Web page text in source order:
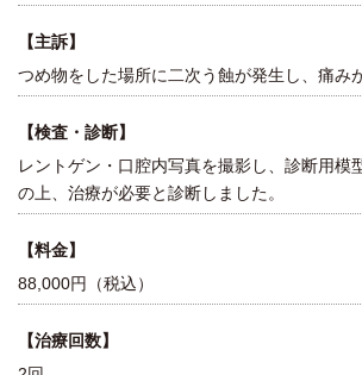
【主訴】
つめ物をした場所に二次う蝕が発生し、痛み
【検査・診断】
レントゲン・口腔内写真を撮影し、診断用模
の上、治療が必要と診断しました。
【料金】
88,000円（税込）
【治療回数】